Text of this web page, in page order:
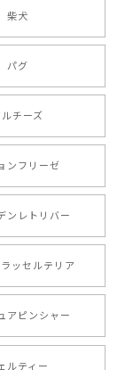
不安になり
当に可愛
したが… 可
【 自然に囲まれた ポメラニアン 】マグカップ 犬 ペット うちの子 犬グッズ ギフト プレゼント 母の日
柴犬
パグ
チーズ
ンフリーゼ
ンレトリバー
ッセルテリア
アピンシャー
ルティー